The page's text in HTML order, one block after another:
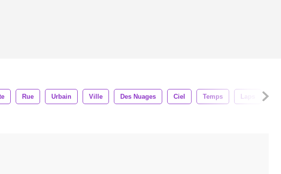
Rue Urbain Ville Des Nuages Ciel Temps Laps